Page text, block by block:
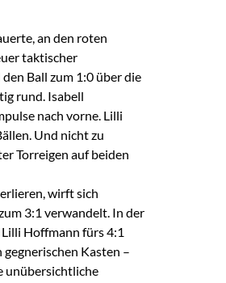
an den roten
taktischer
Ball zum 1:0 über die
rund. Isabell
nach vorne. Lilli
Und nicht zu
Torreigen auf beiden
wirft sich
3:1 verwandelt. In der
Hoffmann fürs 4:1
Kasten –
unübersichtliche